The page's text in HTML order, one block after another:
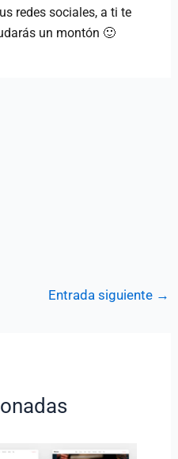
redes sociales, a ti te
un montón 🙂
Entrada siguiente →